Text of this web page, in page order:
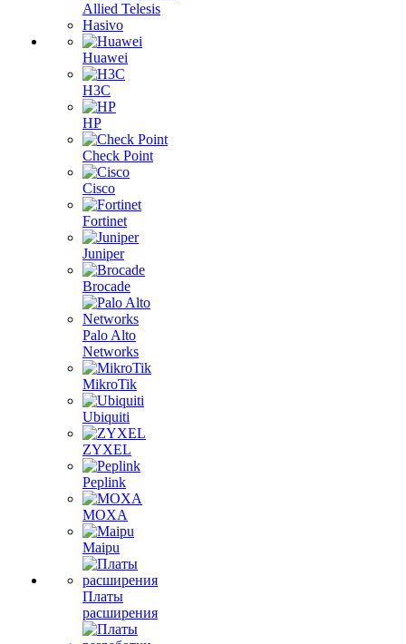
Allied Telesis
Hasivo
Huawei
H3C
HP
Check Point
Cisco
Fortinet
Juniper
Brocade
Palo Alto
Networks
MikroTik
Ubiquiti
ZYXEL
Peplink
MOXA
Maipu
Платы
расширения